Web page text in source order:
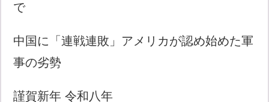
で
中国に「連戦連敗」アメリカが認め始めた軍
事の劣勢
謹賀新年 令和八年